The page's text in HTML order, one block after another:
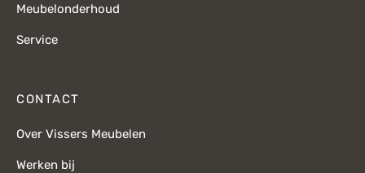
Meubelonderhoud
Service
CONTACT
Over Vissers Meubelen
Werken bij